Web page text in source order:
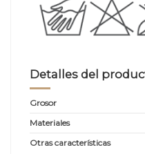
Detalles del
Grosor
Materiales
Otras características